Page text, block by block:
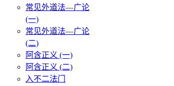
常见外道法—广论
(一)
常见外道法—广论
(二)
阿含正义 (一)
阿含正义 (二)
入不二法门